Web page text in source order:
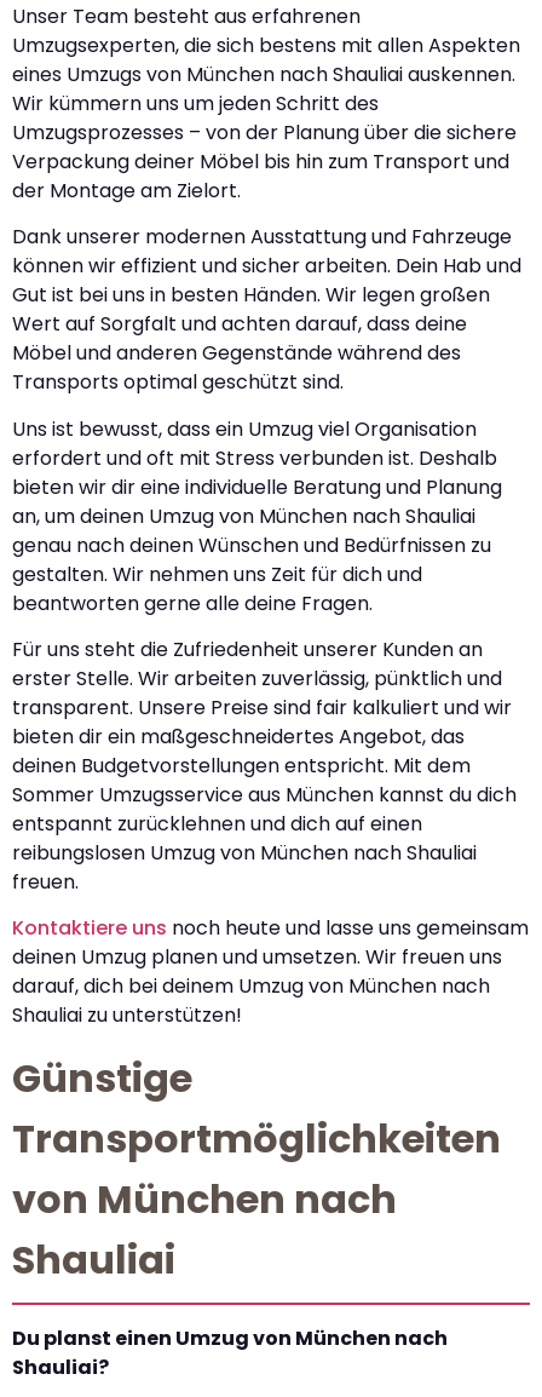
Unser Team besteht aus erfahrenen
Umzugsexperten, die sich bestens mit allen Aspekten
eines Umzugs von München nach Shauliai auskennen.
Wir kümmern uns um jeden Schritt des
Umzugsprozesses – von der Planung über die sichere
Verpackung deiner Möbel bis hin zum Transport und
der Montage am Zielort.
Dank unserer modernen Ausstattung und Fahrzeuge
können wir effizient und sicher arbeiten. Dein Hab und
Gut ist bei uns in besten Händen. Wir legen großen
Wert auf Sorgfalt und achten darauf, dass deine
Möbel und anderen Gegenstände während des
Transports optimal geschützt sind.
Uns ist bewusst, dass ein Umzug viel Organisation
erfordert und oft mit Stress verbunden ist. Deshalb
bieten wir dir eine individuelle Beratung und Planung
an, um deinen Umzug von München nach Shauliai
genau nach deinen Wünschen und Bedürfnissen zu
gestalten. Wir nehmen uns Zeit für dich und
beantworten gerne alle deine Fragen.
Für uns steht die Zufriedenheit unserer Kunden an
erster Stelle. Wir arbeiten zuverlässig, pünktlich und
transparent. Unsere Preise sind fair kalkuliert und wir
bieten dir ein maßgeschneidertes Angebot, das
deinen Budgetvorstellungen entspricht. Mit dem
Sommer Umzugsservice aus München kannst du dich
entspannt zurücklehnen und dich auf einen
reibungslosen Umzug von München nach Shauliai
freuen.
Kontaktiere uns noch heute und lasse uns gemeinsam
deinen Umzug planen und umsetzen. Wir freuen uns
darauf, dich bei deinem Umzug von München nach
Shauliai zu unterstützen!
Günstige
Transportmöglichkeiten
von München nach
Shauliai
Du planst einen Umzug von München nach
Shauliai?